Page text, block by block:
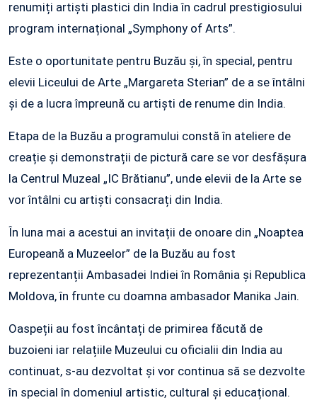
renumiți artiști plastici din India în cadrul prestigiosului
program internațional „Symphony of Arts”.
Este o oportunitate pentru Buzău și, în special, pentru
elevii Liceului de Arte „Margareta Sterian” de a se întâlni
și de a lucra împreună cu artiști de renume din India.
Etapa de la Buzău a programului constă în ateliere de
creație și demonstrații de pictură care se vor desfășura
la Centrul Muzeal „IC Brătianu”, unde elevii de la Arte se
vor întâlni cu artiști consacrați din India.
În luna mai a acestui an invitații de onoare din „Noaptea
Europeană a Muzeelor” de la Buzău au fost
reprezentanții Ambasadei Indiei în România și Republica
Moldova, în frunte cu doamna ambasador Manika Jain.
Oaspeții au fost încântați de primirea făcută de
buzoieni iar relațiile Muzeului cu oficialii din India au
continuat, s-au dezvoltat și vor continua să se dezvolte
în special în domeniul artistic, cultural și educațional.